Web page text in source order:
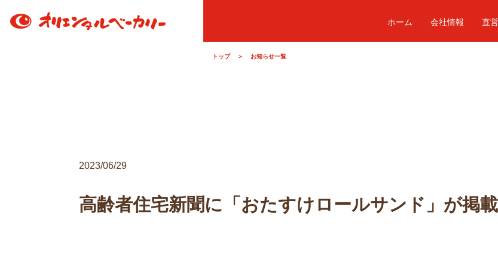
トップ ＞ お知らせ一覧
ホーム 会社情報 直
2023/06/29
高齢者住宅新聞に「おたすけロールサンド」が掲